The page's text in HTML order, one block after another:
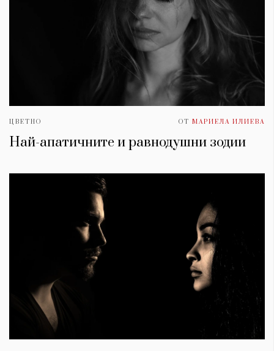
ЦВЕТНО ОТ МАРИЕЛА ИЛИЕВА
Най-апатичните и равнодушни зодии